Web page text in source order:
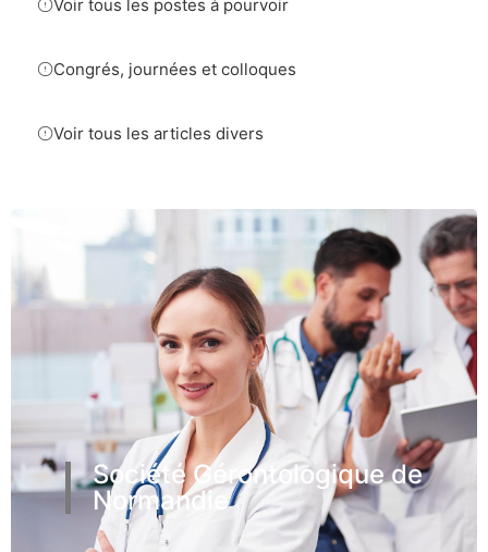
Voir tous les postes à pourvoir
Congrés, journées et colloques
Voir tous les articles divers
Société Gérontologique de
Normandie